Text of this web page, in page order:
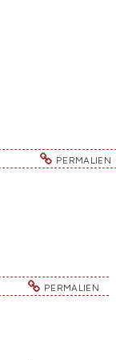
PERMALIEN
PERMALIEN